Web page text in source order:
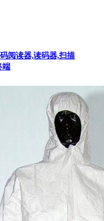
阅读器,读码器,扫描
端